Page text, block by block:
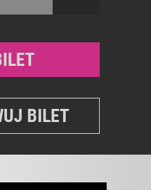
BILET